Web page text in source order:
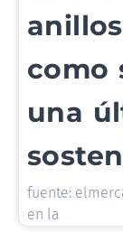
como
una
fuente:
en la